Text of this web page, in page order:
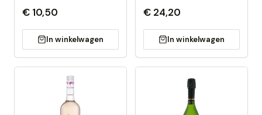
€ 10,50
In winkelwagen
€ 24,20
In winkelwagen